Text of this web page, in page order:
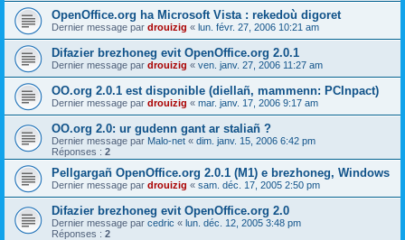
OpenOffice.org ha Microsoft Vista : rekedoù digoret
Dernier message par drouizig « lun. févr. 27, 2006 10:21 am
Difazier brezhoneg evit OpenOffice.org 2.0.1
Dernier message par drouizig « ven. janv. 27, 2006 11:27 am
OO.org 2.0.1 est disponible (diellañ, mammenn: PCInpact)
Dernier message par drouizig « mar. janv. 17, 2006 9:17 am
OO.org 2.0: ur gudenn gant ar staliañ ?
Dernier message par Malo-net « dim. janv. 15, 2006 6:42 pm
Réponses : 2
Pellgargañ OpenOffice.org 2.0.1 (M1) e brezhoneg, Windows
Dernier message par drouizig « sam. déc. 17, 2005 2:50 pm
Difazier brezhoneg evit OpenOffice.org 2.0
Dernier message par cedric « lun. déc. 12, 2005 3:48 pm
Réponses : 2